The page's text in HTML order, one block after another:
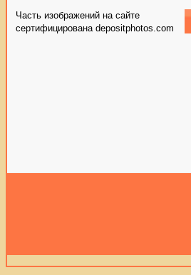
Часть изображений на сайте
сертифицирована depositphotos.com